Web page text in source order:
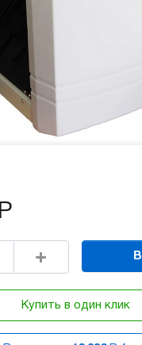
Р
Купить в один клик